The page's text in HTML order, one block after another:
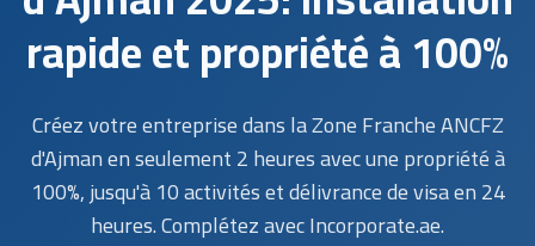
rapide et propriété à 100%
Créez votre entreprise dans la Zone Franche ANCFZ
d'Ajman en seulement 2 heures avec une propriété à
100%, jusqu'à 10 activités et délivrance de visa en 24
heures. Complétez avec Incorporate.ae.